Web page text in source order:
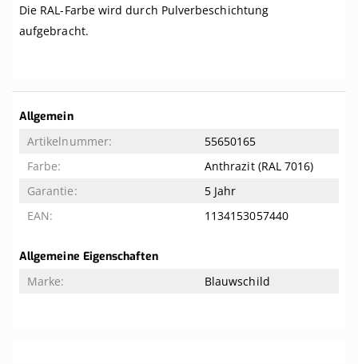
Die RAL-Farbe wird durch Pulverbeschichtung
aufgebracht.
Weitere
Informationen
Allgemein
55650165
Anthrazit (RAL 7016)
5 Jahr
1134153057440
Allgemeine Eigenschaften
Blauwschild